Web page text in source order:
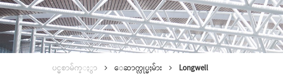
ပင္မစာမ်က္ႏွာ ေဆာက္လုပ္မႈမ်ား Longwell